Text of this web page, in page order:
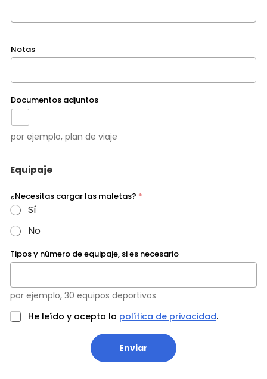
Notas
Documentos adjuntos
por ejemplo, plan de viaje
Equipaje
¿Necesitas cargar las maletas? *
Sí
No
Tipos y número de equipaje, si es necesario
por ejemplo, 30 equipos deportivos
He leído y acepto la política de privacidad.
Enviar